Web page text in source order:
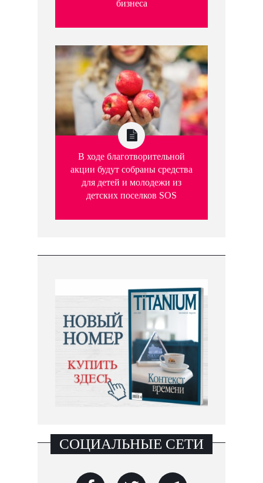
бизнеса
В ходе благотворительной
акции будут собраны средства
для детей и молодежи из
детских поселков SOS
СОЦИАЛЬНЫЕ СЕТИ